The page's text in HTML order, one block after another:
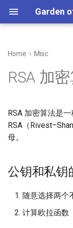
Garden
在
始
索
擎
解密
签名
不互质情况
Home Misc
RSA 加
RSA 加密算法是
RSA（
母。
公钥和私钥
随意选择两个
计算欧拉函数